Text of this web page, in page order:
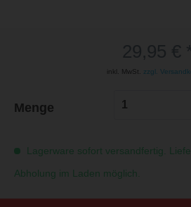
inkl. MwSt. zzgl.
Menge
Lagerware sofort versandfertig.
Abholung im Laden möglich.